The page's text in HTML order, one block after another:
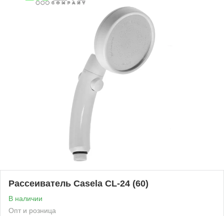
Рассеиватель Casela CL-24 (60)
В наличии
Опт и розница